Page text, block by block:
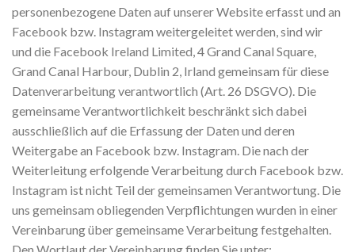
personenbezogene Daten auf unserer Website erfasst und an
Facebook bzw. Instagram weitergeleitet werden, sind wir
und die Facebook Ireland Limited, 4 Grand Canal Square,
Grand Canal Harbour, Dublin 2, Irland gemeinsam für diese
Datenverarbeitung verantwortlich (Art. 26 DSGVO). Die
gemeinsame Verantwortlichkeit beschränkt sich dabei
ausschließlich auf die Erfassung der Daten und deren
Weitergabe an Facebook bzw. Instagram. Die nach der
Weiterleitung erfolgende Verarbeitung durch Facebook bzw.
Instagram ist nicht Teil der gemeinsamen Verantwortung. Die
uns gemeinsam obliegenden Verpflichtungen wurden in einer
Vereinbarung über gemeinsame Verarbeitung festgehalten.